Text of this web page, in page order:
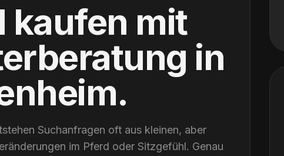
kaufen mit
in
.
Suchanfragen oft aus kleinen, aber
im Pferd oder Sitzgefühl. Genau